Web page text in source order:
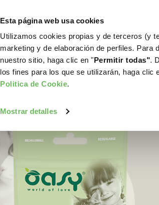
Esta página web usa cookies
Utilizamos cookies propias y de terceros (y
marketing y de elaboración de perfiles. Para
nuestro sitio, haga clic en "Permitir todas".
los fines para los que se utilizarán, haga clic
Politica de Cookie.
Mostrar detalles